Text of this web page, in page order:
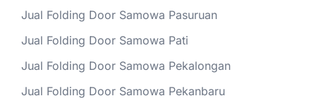
Jual Folding Door Samowa Pasuruan
Jual Folding Door Samowa Pati
Jual Folding Door Samowa Pekalongan
Jual Folding Door Samowa Pekanbaru